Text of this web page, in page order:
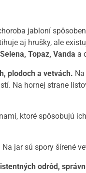
jabloní
aj hrušky, ale
Topaz, Vanda a
plodoch a vetvách.
Na hornej strane
ktoré spôsobujú
Na jar sú spory šírené
odrôd,